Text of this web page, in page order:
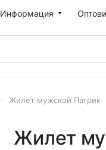
Информация
Жилет мужской Патрик
Жилет